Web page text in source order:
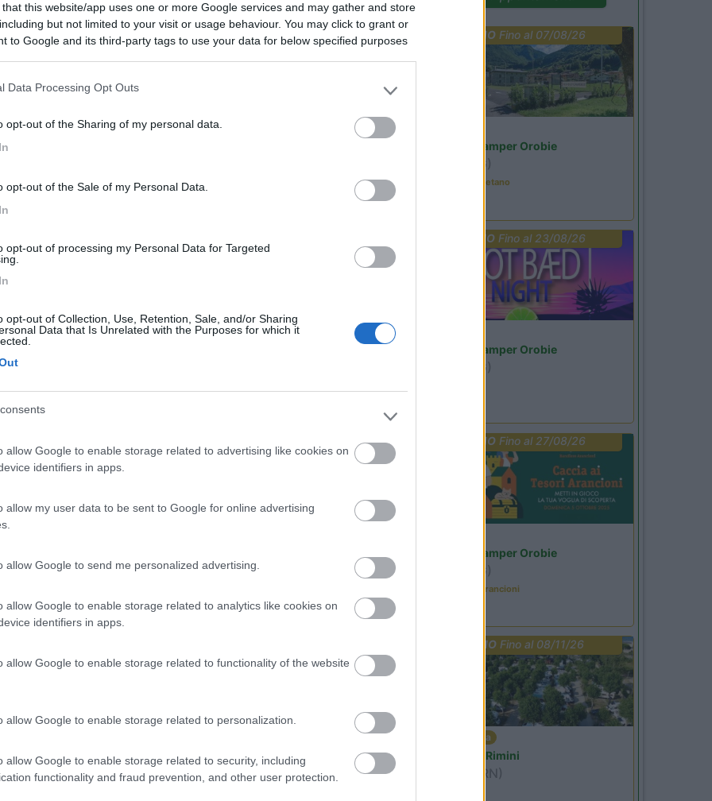
that this website/app uses one or more Google services and may gather and store
but not limited to your visit or usage behaviour. You may click to grant or
to Google and its third-party tags to use your data for below specified purposes
Data Processing Opt Outs
opt-out of the Sharing of my personal data.
opt-out of the Sale of my Personal Data.
opt-out of processing my Personal Data for Targeted
opt-out of Collection, Use, Retention, Sale, and/or Sharing
Data that Is Unrelated with the Purposes for which it
allow Google to enable storage related to advertising like cookies on
identifiers in apps.
allow my user data to be sent to Google for online advertising
allow Google to send me personalized advertising.
allow Google to enable storage related to analytics like cookies on
identifiers in apps.
allow Google to enable storage related to functionality of the website
allow Google to enable storage related to personalization.
allow Google to enable storage related to security, including
functionality and fraud prevention, and other user protection.
7,3 3
Posizione
da Grado, la struttura direttamente sul mare con s...
village con diverse tipologie di alloggiamento. P...
R. Riva, 15
8,8 4
Posizione
- 91.2km
Posizione
PROMOFino al 07/08/26
Area Sosta Camper Orobie
(BG)
Tributo a Rino Gaetano
PROMO Fino al 23/08/26
Area Sosta Camper Orobie
(BG)
PROMOFino al 27/08/26
Area Sosta Camper Orobie
(BG)
Caccia ai tesori arancioni
PROMO Fino al 08/11/26
Emilia Romagna
Camper Park Rimini
(RN)